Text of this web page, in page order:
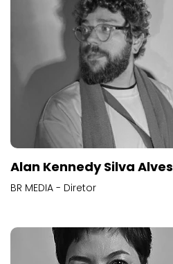
Alan Kennedy Silva Alves
BR MEDIA - Diretor